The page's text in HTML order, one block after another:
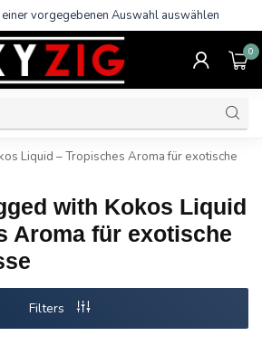
vorgegebenen Auswahl auswählen
0
Liquid – Tropisches Aroma für exotische
with Kokos Liquid
Aroma für exotische
Filters